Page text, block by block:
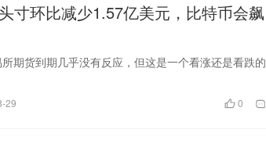
寸环比减少1.57亿美元，比特币会飙
期货到期几乎没有反应，但这是一个看涨还是看跌的
29 0